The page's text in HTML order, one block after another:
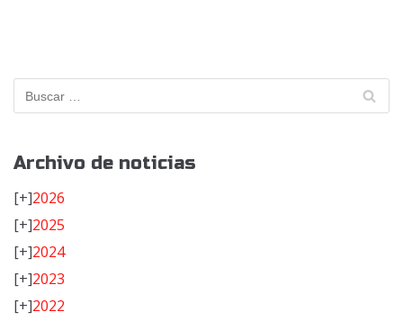
Archivo de noticias
[+]2026
[+]2025
[+]2024
[+]2023
[+]2022